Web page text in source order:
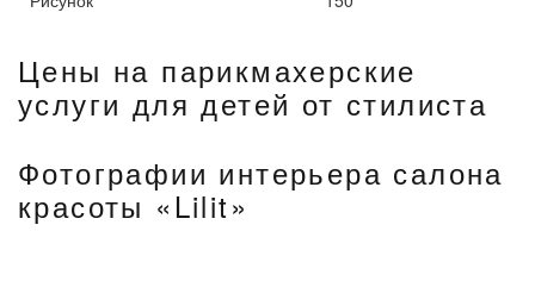
Цены на парикмахерские
услуги для детей от стилиста
Фотографии интерьера салона
красоты «Lilit»